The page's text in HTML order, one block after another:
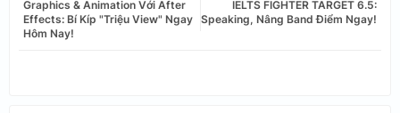
IELTS FIGHTER TARGET 6.5:
Speaking, Nâng Band Điểm Ngay!
Graphics & Animation Với After
Effects: Bí Kíp "Triệu View" Ngay
Hôm Nay!